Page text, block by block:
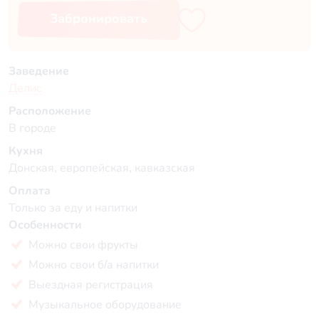
Заведение
Расположение
В городе
Кухня
Донская, европейская, кавказская
Оплата
Только за еду и напитки
Особенности
Можно свои фрукты
Можно свои б/а напитки
Выездная регистрация
Музыкальное оборудование